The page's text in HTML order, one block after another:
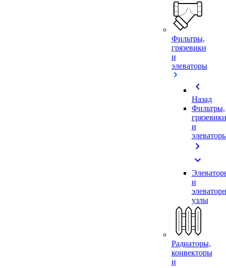
Фильтры,
грязевики
и
элеваторы
chevron_left
Назад
Фильтры,
грязевики
и
chevron_right
expand_more
и
узлы
Радиаторы,
конвекторы
и